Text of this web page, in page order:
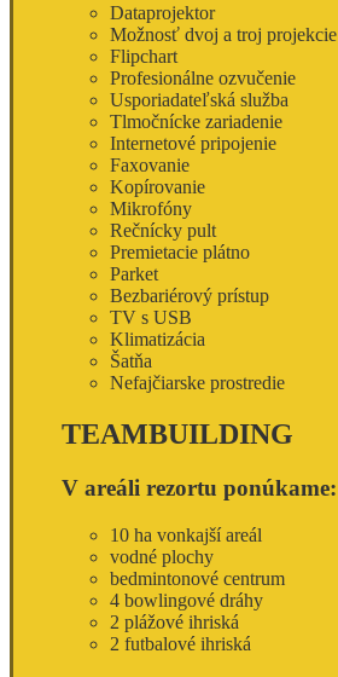
Dataprojektor
Možnosť dvoj a troj projekcie
Flipchart
Profesionálne ozvučenie
Usporiadateľská služba
Tlmočnícke zariadenie
Internetové pripojenie
Faxovanie
Kopírovanie
Mikrofóny
Rečnícky pult
Premietacie plátno
Parket
Bezbariérový prístup
TV s USB
Klimatizácia
Šatňa
Nefajčiarske prostredie
TEAMBUILDING
V areáli rezortu ponúkame:
10 ha vonkajší areál
vodné plochy
bedmintonové centrum
4 bowlingové dráhy
2 plážové ihriská
2 futbalové ihriská